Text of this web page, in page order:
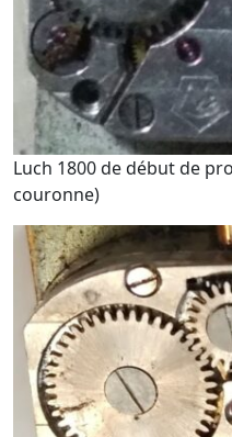
Luch 1800 de début de
couronne)